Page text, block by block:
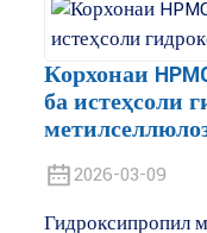
Корхонаи
ба истеҳсоли
2026-03-09
Гидроксипропил